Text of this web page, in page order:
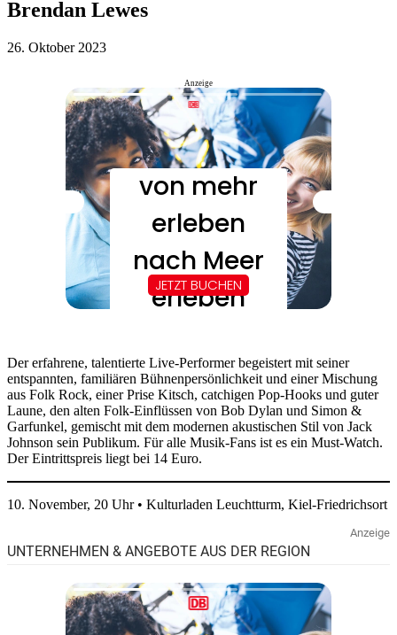
Brendan Lewes
26. Oktober 2023
Anzeige
Der erfahrene, talentierte Live-Performer begeistert mit seiner
entspannten, familiären Bühnenpersönlichkeit und einer Mischung
aus Folk Rock, einer Prise Kitsch, catchigen Pop-Hooks und guter
Laune, den alten Folk-Einflüssen von Bob Dylan und Simon &
Garfunkel, gemischt mit dem modernen akustischen Stil von Jack
Johnson sein Publikum. Für alle Musik-Fans ist es ein Must-Watch.
Der Eintrittspreis liegt bei 14 Euro.
10. November, 20 Uhr • Kulturladen Leuchtturm, Kiel-Friedrichsort